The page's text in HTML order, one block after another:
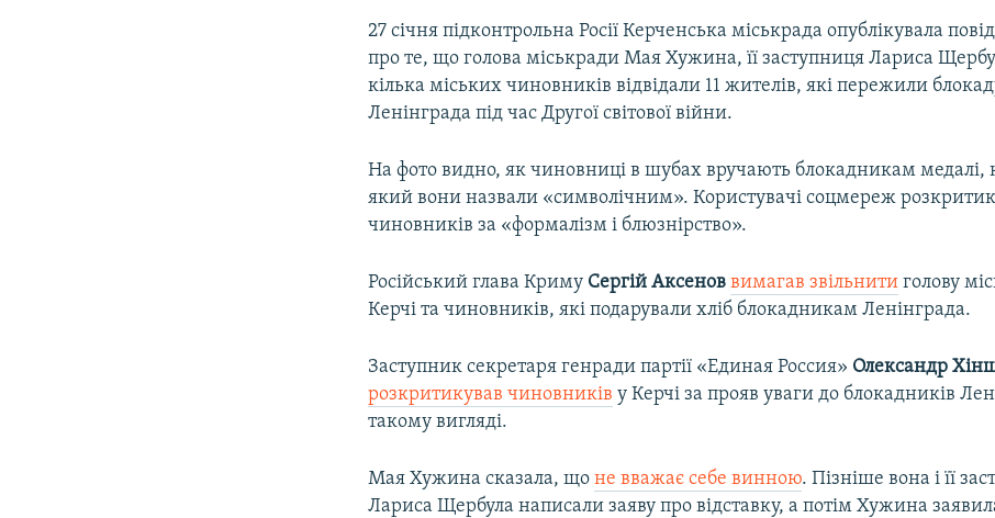
27 січня підконтрольна Росії Керченська міськрада опублікувала
про те, що голова міськради Мая Хужина, її заступниця Лариса
кілька міських чиновників відвідали 11 жителів, які пережили
Ленінграда під час Другої світової війни.
На фото видно, як чиновниці в шубах вручають блокадникам медалі,
який вони назвали «символічним». Користувачі соцмереж
чиновників за «формалізм і блюзнірство».
Російський глава Криму Сергій Аксенов вимагав звільнити голову
Керчі та чиновників, які подарували хліб блокадникам Ленінграда.
Заступник секретаря генради партії «Единая Россия» Олександр
розкритикував чиновників у Керчі за прояв уваги до блокадників
такому вигляді.
Мая Хужина сказала, щоне вважає себе винною. Пізніше вона і її
Лариса Щербула написали заяву про відставку, а потім Хужина